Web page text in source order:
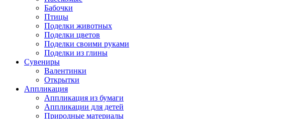
Бабочки
Птицы
Поделки животных
Поделки цветов
Поделки своими руками
Поделки из глины
Сувениры
Валентинки
Открытки
Аппликация
Аппликация из бумаги
Аппликации для детей
Природные материалы